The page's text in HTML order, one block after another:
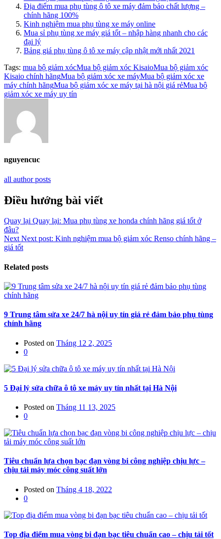
Địa điểm mua phụ tùng ô tô xe máy đảm bảo chất lượng –
chính hãng 100%
Kinh nghiệm mua phụ tùng xe máy online
Mua sỉ phụ tùng xe máy giá tốt – nhập hàng nhanh cho các
đại lý
Bảng giá phụ tùng ô tô xe máy cập nhật mới nhất 2021
Tags: mua bộ giảm xócMua bộ giảm xóc KisaioMua bộ giảm xóc
Kisaio chính hãngMua bộ giảm xóc xe máyMua bộ giảm xóc xe
máy chính hãngMua bộ giảm xóc xe máy tại hà nội giá rẻMua bộ
giảm xóc xe máy uy tín
nguyencuc
all author posts
Điều hướng bài viết
Quay lại Quay lại: Mua phụ tùng xe honda chính hãng giá tốt ở
đâu?
Next Next post: Kinh nghiệm mua bộ giảm xóc Renso chính hãng –
giá tốt
Related posts
9 Trung tâm sửa xe 24/7 hà nội uy tín giá rẻ đảm bảo phụ tùng
chính hãng
Posted on Tháng 12 2, 2025
0
5 Đại lý sửa chữa ô tô xe máy uy tín nhất tại Hà Nội
Posted on Tháng 11 13, 2025
0
Tiêu chuẩn lựa chọn bạc đạn vòng bi công nghiệp chịu lực –
chịu tải máy móc công suất lớn
Posted on Tháng 4 18, 2022
0
Top địa điểm mua vòng bi đạn bạc tiêu chuẩn cao – chịu tải tốt